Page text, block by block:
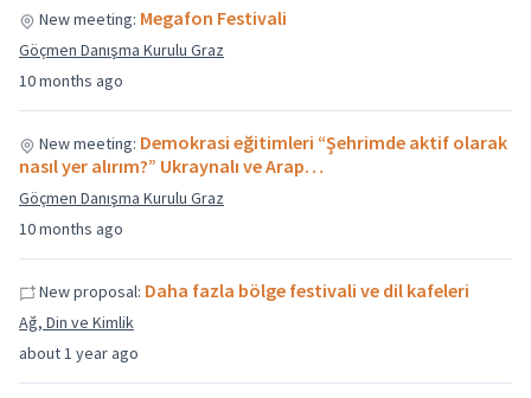
10 months ago
New meeting: Megafon Festivali
Göçmen Danışma Kurulu Graz
10 months ago
New meeting: Demokrasi eğitimleri “Şehrimde aktif olarak
nasıl yer alırım?” Ukraynalı ve Arap…
Göçmen Danışma Kurulu Graz
about 1 year ago
New proposal: Daha fazla bölge festivali ve dil kafeleri
Ağ, Din ve Kimlik